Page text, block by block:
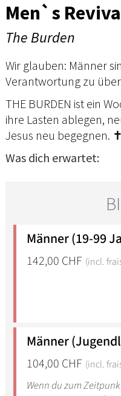
Men`s
The Burden
Wir glauben: Männer
Verantwortung zu
THE BURDEN ist ein
ihre Lasten ablegen,
Jesus neu begegnen. ✝️
Was dich erwartet: